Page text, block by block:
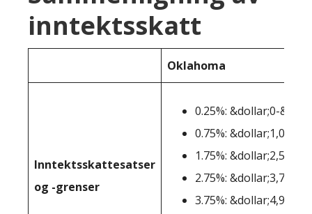
inntektsskatt
Oklahoma
Inntektsskattesatser
og -grenser
0.25%: &dollar;0-
0.75%: &dollar;1,001-
1.75%: &dollar;2,501-
2.75%: &dollar;3,751-
3.75%: &dollar;4,901-